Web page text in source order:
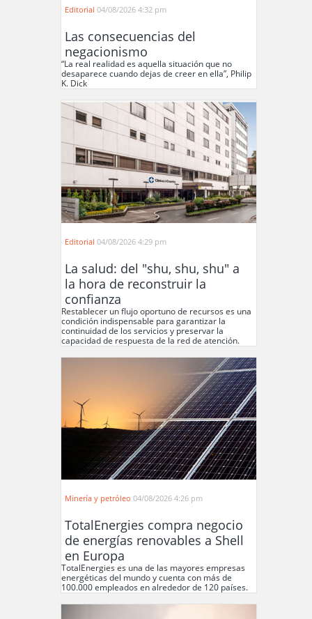
Editorial 04/08/2026 4:32 pm
Las consecuencias del
negacionismo
“La real realidad es aquella situación que no
desaparece cuando dejas de creer en ella”, Philip
K. Dick
Editorial 04/08/2026 4:29 pm
La salud: del "shu, shu, shu" a
la hora de reconstruir la
confianza
Restablecer un flujo oportuno de recursos es una
condición indispensable para garantizar la
continuidad de los servicios y preservar la
capacidad de respuesta de la red de atención.
Minería y petróleo 04/08/2026 4:26 pm
TotalEnergies compra negocio
de energías renovables a Shell
en Europa
TotalEnergies es una de las mayores empresas
energéticas del mundo y cuenta con más de
100.000 empleados en alrededor de 120 países.